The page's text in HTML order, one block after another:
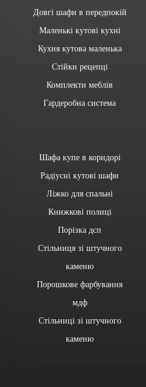
Довгі шафи в передпокій
Маленькі кутові кухні
Кухня кутова маленька
Стійки рецепці
Комплекти меблів
Гардеробна система
Шафа купе в коридорі
Радіусні кутові шафи
Ліжко для спальні
Книжкові полиці
Порізка дсп
Стільниця зі штучного
каменю
Порошкове фарбування
мдф
Стільниці зі штучного
каменю